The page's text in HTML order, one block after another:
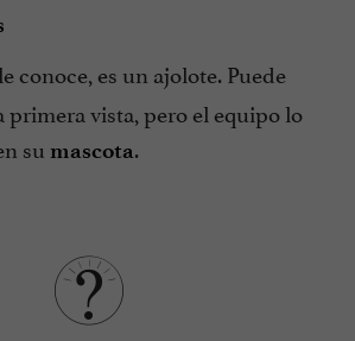
conoce, es un ajolote. Puede
primera vista, pero el equipo lo
su mascota.